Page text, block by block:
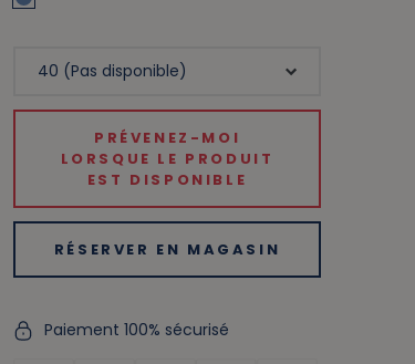
PRÉVENEZ-MOI
LORSQUE LE PRODUIT
EST DISPONIBLE
RÉSERVER EN MAGASIN
Paiement 100% sécurisé